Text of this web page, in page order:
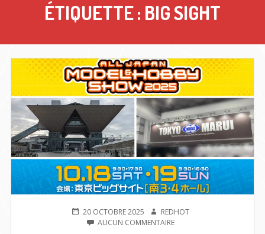
ÉTIQUETTE : BIG SIGHT
PUBLIÉ20 OCTOBRE 2025 AUTEUR
REDHOT
AUCUN COMMENTAIRESUR